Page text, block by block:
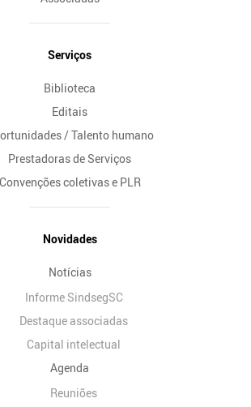
Serviços
Biblioteca
Editais
/ Talento humano
Prestadoras de Serviços
Convenções coletivas e PLR
Novidades
Notícias
Informe SindsegSC
Destaque associadas
Capital intelectual
Agenda
Reuniões